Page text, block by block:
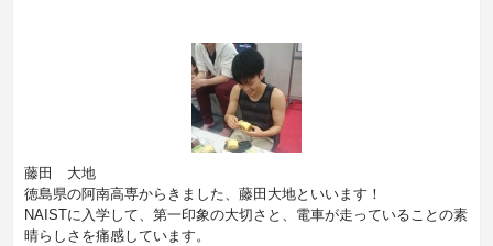
藤田 大地
徳島県の阿南高専からきました、藤田大地といいます！
NAISTに入学して、第一印象の大切さと、電車が走っていることの素
晴らしさを痛感しています。